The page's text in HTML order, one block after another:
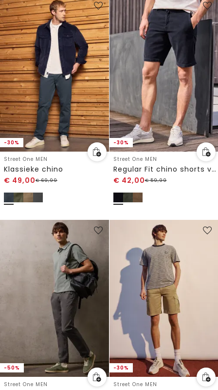
-30%
Street One MEN
Klassieke chino
€ 49,00€69,99
-30%
Street One MEN
Regular Fit chino shorts van ribfluweel
€ 42,00€59,99
-50%
Street One MEN
-30%
Street One MEN